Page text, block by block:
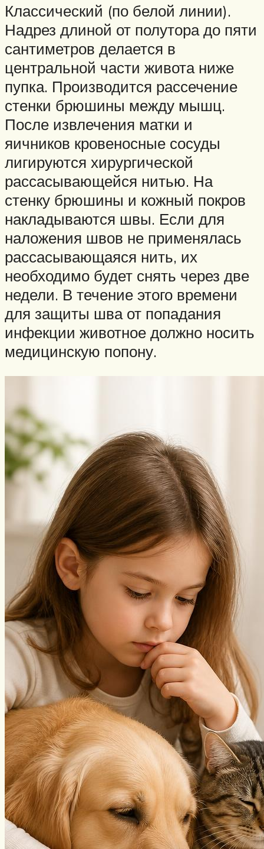
Классический (по белой линии).
Надрез длиной от полутора до пяти
сантиметров делается в
центральной части живота ниже
пупка. Производится рассечение
стенки брюшины между мышц.
После извлечения матки и
яичников кровеносные сосуды
лигируются хирургической
рассасывающейся нитью. На
стенку брюшины и кожный покров
накладываются швы. Если для
наложения швов не применялась
рассасывающаяся нить, их
необходимо будет снять через две
недели. В течение этого времени
для защиты шва от попадания
инфекции животное должно носить
медицинскую попону.